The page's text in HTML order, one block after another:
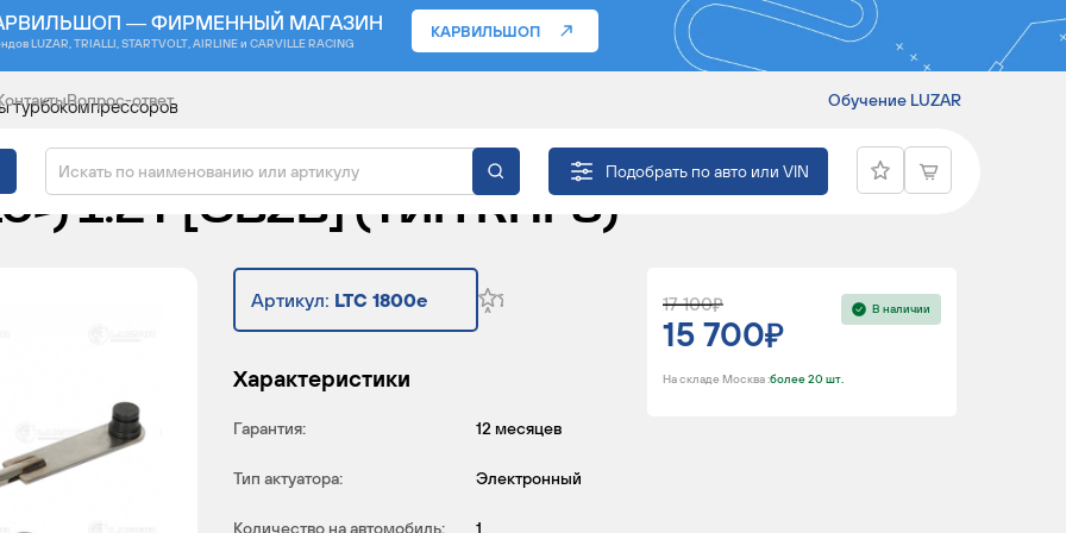
— ФИРМЕННЫЙ МАГАЗИН
LUZAR, TRIALLI, STARTVOLT, AIRLINE и CARVILLE RACING
КАРВИЛЬШОП
Вопрос-ответ Обучение LUZAR
Подобрать по авто или VIN
турбокомпрессоров
ДЛЯ А/М SKODA YETI
) 1.2T [CBZB] (ТИП RHF3)
Артикул: LTC 1800e
Характеристики
Гарантия: 12 месяцев
Тип актуатора: Электронный
Количество на автомобиль: 1
17 100
15 700
В наличии
На складе Москва :более 20 шт.